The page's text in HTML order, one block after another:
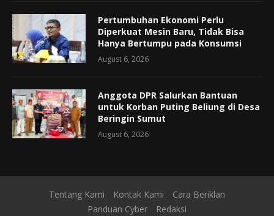
Pertumbuhan Ekonomi Perlu
Diperkuat Mesin Baru, Tidak Bisa
Hanya Bertumpu pada Konsumsi
August 6, 2026
Anggota DPR Salurkan Bantuan
untuk Korban Puting Beliung di Desa
Beringin Sumut
August 6, 2026
Tentang Kami Kontak Kami
Cara Beriklan
Panduan Cyber
Redaksi